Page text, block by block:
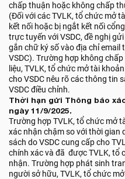
chấp thuận hoặc không chấp
(Đối với các TVLK, tổ chức mở
kết nối hoặc bị ngắt kết nối
trực tuyến với VSDC, đề nghị
gắn chữ ký số vào địa chỉ
VSDC). Trường hợp không
liệu, TVLK, tổ chức mở tài
cho VSDC nêu rõ các thông tin
VSDC điều chỉnh.
Thời hạn gửi Thông báo
ngày 11/9/2025.
Trường hợp TVLK, tổ chức mở
xác nhận chậm so với thời gian
sách do VSDC cung cấp cho
chính xác và đã được TVLK, tổ
nhận. Trường hợp phát sinh
người sở hữu, TVLK, tổ chức